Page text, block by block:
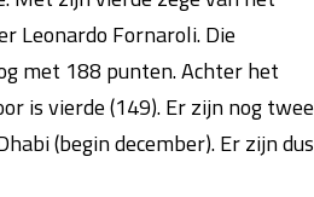
Leonardo Fornaroli. Die
met 188 punten. Achter het
is vierde (149). Er zijn nog twee
(begin december). Er zijn dus